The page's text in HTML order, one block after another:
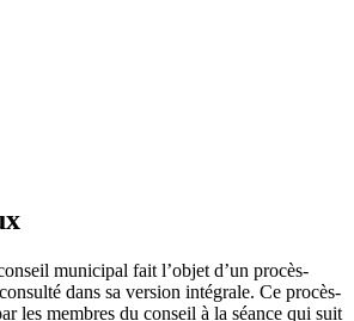
municipal fait l’objet d’un procès-
dans sa version intégrale. Ce procès-
les membres du conseil à la séance qui suit